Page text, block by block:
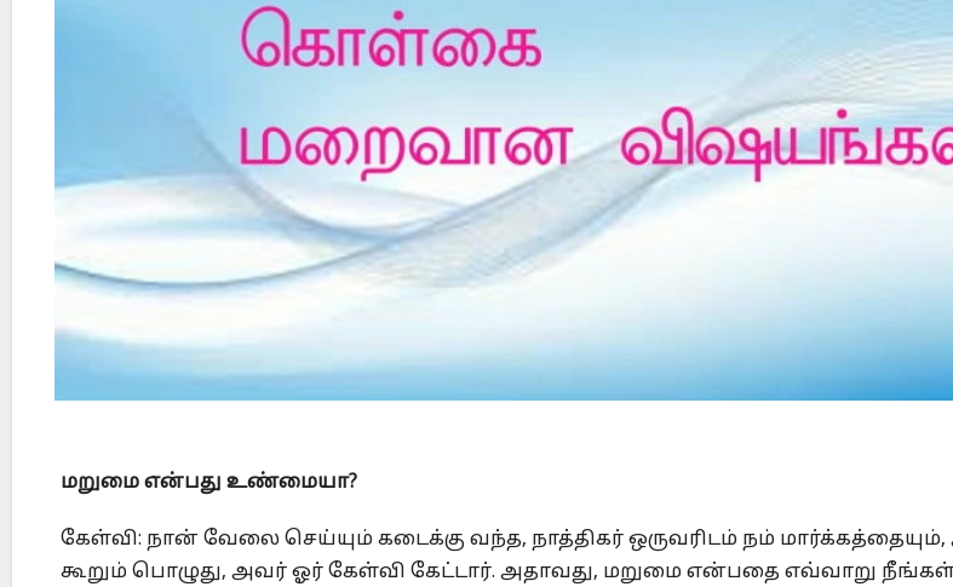
மறுமை என்பது உண்மையா?
கேள்வி: நான் வேலை செய்யும் கடைக்கு வந்த, நாத்திகர் ஒருவரிடம் நம்
கூறும் பொழுது, அவர் ஓர் கேள்வி கேட்டார். அதாவது, மறுமை என்பதை எவ்வாறு
Is Prophet Muhammad superior to